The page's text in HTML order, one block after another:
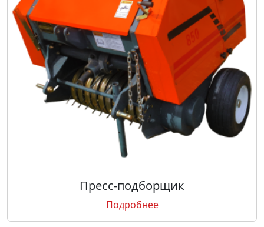
Пресс-подборщик
Подробнее